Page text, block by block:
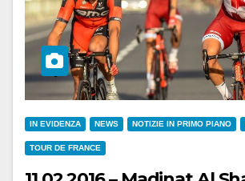
IN EVIDENZA NEWS NOTIZIE IN PRIMO PIANO
TOUR DE FRANCE